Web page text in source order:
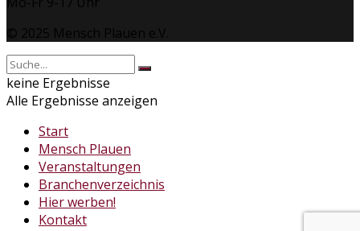
© 2025 Mensch Plauen e.V.
keine Ergebnisse
Alle Ergebnisse anzeigen
Start
Mensch Plauen
Veranstaltungen
Branchenverzeichnis
Hier werben!
Kontakt